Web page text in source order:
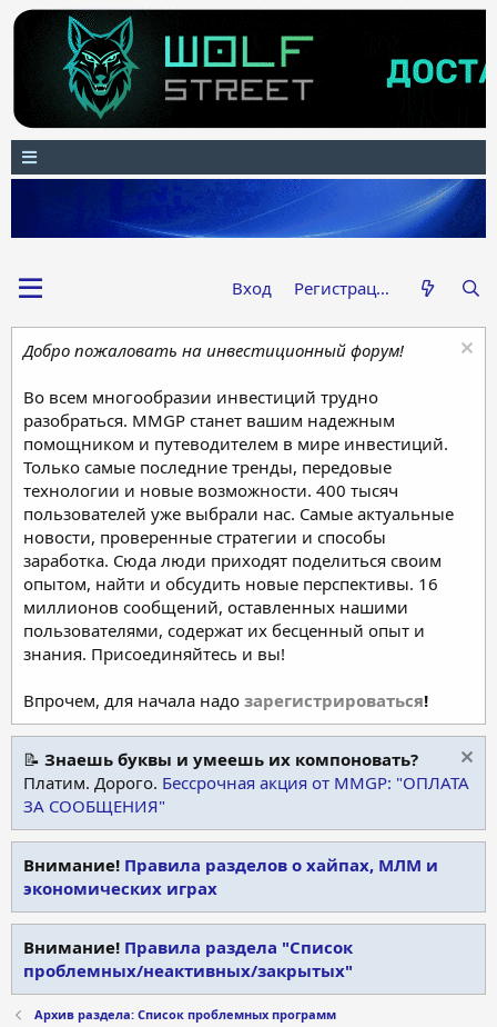
Вход Регистрация
Добро пожаловать на инвестиционный форум!
Во всем многообразии инвестиций трудно
разобраться. MMGP станет вашим надежным
помощником и путеводителем в мире инвестиций.
Только самые последние тренды, передовые
технологии и новые возможности. 400 тысяч
пользователей уже выбрали нас. Самые актуальные
новости, проверенные стратегии и способы
заработка. Сюда люди приходят поделиться своим
опытом, найти и обсудить новые перспективы. 16
миллионов сообщений, оставленных нашими
пользователями, содержат их бесценный опыт и
знания. Присоединяйтесь и вы!
Впрочем, для начала надо зарегистрироваться!
📝 Знаешь буквы и умеешь их компоновать?
Платим. Дорого. Бессрочная акция от MMGP: "ОПЛАТА
ЗА СООБЩЕНИЯ"
Внимание! Правила разделов о хайпах, МЛМ и
экономических играх
Внимание! Правила раздела "Список
проблемных/неактивных/закрытых"
Архив раздела: Список проблемных программ